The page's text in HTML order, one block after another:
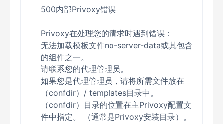
500内部Privoxy错误
Privoxy在处理您的请求时遇到错误：
无法加载模板文件no-server-data或其包含
的组件之一。
请联系您的代理管理员。
如果您是代理管理员，请将所需文件放在
（confdir）/ templates目录中。
（confdir）目录的位置在主Privoxy配置文
件中指定。 （通常是Privoxy安装目录）。